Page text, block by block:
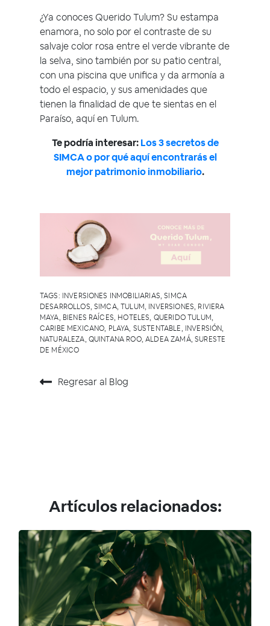
¿Ya conoces Querido Tulum? Su estampa
enamora, no solo por el contraste de su
salvaje color rosa entre el verde vibrante de
la selva, sino también por su patio central,
con una piscina que unifica y da armonía a
todo el espacio, y sus amenidades que
tienen la finalidad de que te sientas en el
Paraíso, aquí en Tulum.
Te podría interesar:Los 3 secretos de
SIMCA o por qué aquí encontrarás el
mejor patrimonio inmobiliario.
TAGS: INVERSIONES INMOBILIARIAS,SIMCA
DESARROLLOS, SIMCA,TULUM, INVERSIONES, RIVIERA
MAYA, BIENES RAÍCES, HOTELES, QUERIDO TULUM,
CARIBE MEXICANO, PLAYA, SUSTENTABLE, INVERSIÓN,
NATURALEZA, QUINTANA ROO,ALDEA ZAMÁ,SURESTE
DE MÉXICO
Regresar al Blog
Artículos relacionados: